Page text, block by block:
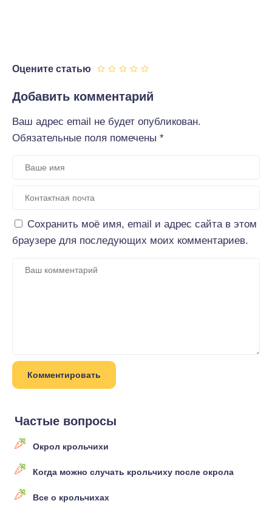
Оцените статью
Добавить комментарий
Ваш адрес email не будет опубликован.
Обязательные поля помечены *
Сохранить моё имя, email и адрес сайта в этом
браузере для последующих моих комментариев.
Частые вопросы
Окрол крольчихи
Когда можно случать крольчиху после окрола
Все о крольчихах